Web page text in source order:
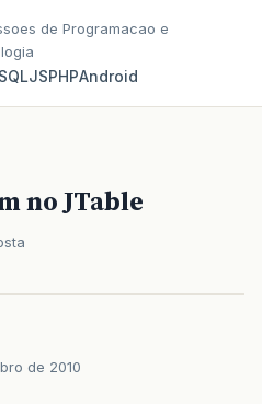
de Programacao e
SQLJSPHPAndroid
no JTable
de 2010